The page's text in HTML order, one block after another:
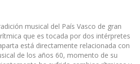
musical del País Vasco de gran
que es tocada por dos intérpretes
está directamente relacionada con
de los años 60, momento de su